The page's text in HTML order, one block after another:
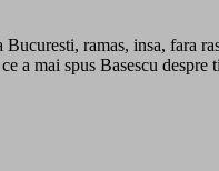
ramas, insa, fara
a mai spus Basescu